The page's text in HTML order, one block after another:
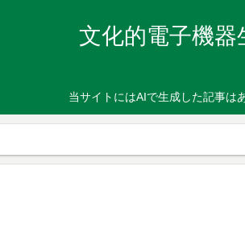
文化的電子機器
当サイトにはAIで生成した記事は